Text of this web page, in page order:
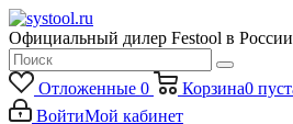
Официальный дилер Festool в России
Отложенные 0 Корзина0
ВойтиМой кабинет